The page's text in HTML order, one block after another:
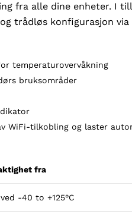
fra alle dine enheter. I
trådløs konfigurasjon
temperaturovervåkning
bruksområder
WiFi-tilkobling og laster
fra
-40 to +125°C